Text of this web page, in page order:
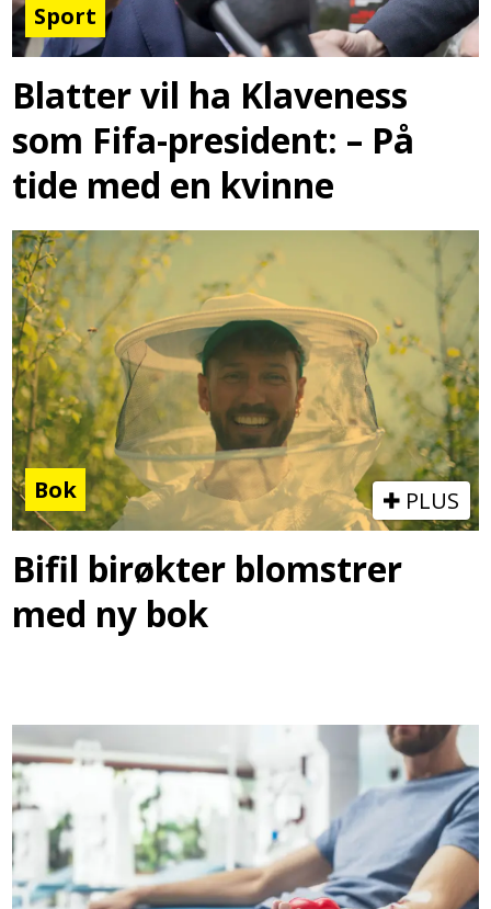
Sport
Blatter vil ha Klaveness
som Fifa-president: – På
tide med en kvinne
Bok PLUS
Bifil birøkter blomstrer
med ny bok